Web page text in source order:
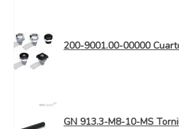
200-9001.00-00000
GN 913.3-M8-10-MS